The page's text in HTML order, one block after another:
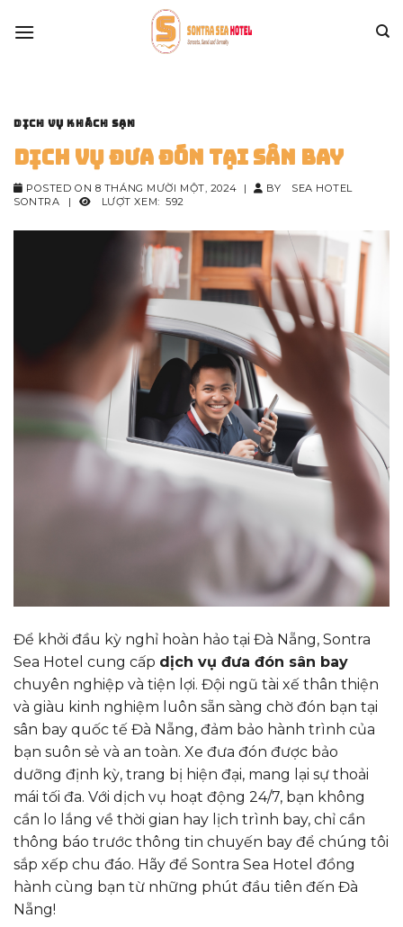
DỊCH VỤ KHÁCH SẠN
Dịch vụ đưa đón tại sân bay
POSTED ON 8 THÁNG MƯỜI MỘT, 2024 | BY
SEA HOTEL
SONTRA
| LƯỢT XEM: 592
Để khởi đầu kỳ nghỉ hoàn hảo tại Đà Nẵng, Sontra
Sea Hotel cung cấp dịch vụ đưa đón sân bay
chuyên nghiệp và tiện lợi. Đội ngũ tài xế thân thiện
và giàu kinh nghiệm luôn sẵn sàng chờ đón bạn tại
sân bay quốc tế Đà Nẵng, đảm bảo hành trình của
bạn suôn sẻ và an toàn. Xe đưa đón được bảo
dưỡng định kỳ, trang bị hiện đại, mang lại sự thoải
mái tối đa. Với dịch vụ hoạt động 24/7, bạn không
cần lo lắng về thời gian hay lịch trình bay, chỉ cần
thông báo trước thông tin chuyến bay để chúng tôi
sắp xếp chu đáo. Hãy để Sontra Sea Hotel đồng
hành cùng bạn từ những phút đầu tiên đến Đà
Nẵng!